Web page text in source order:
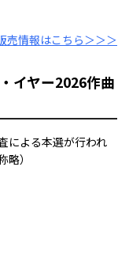
売情報はこちら＞＞＞
イヤー2026作曲
による本選が行われ
）